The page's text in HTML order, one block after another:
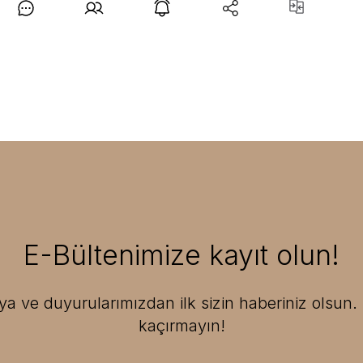
E-Bültenimize kayıt olun!
ve duyurularımızdan ilk sizin haberiniz olsun.
kaçırmayın!